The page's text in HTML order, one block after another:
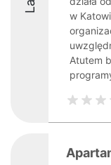
w
Atutem